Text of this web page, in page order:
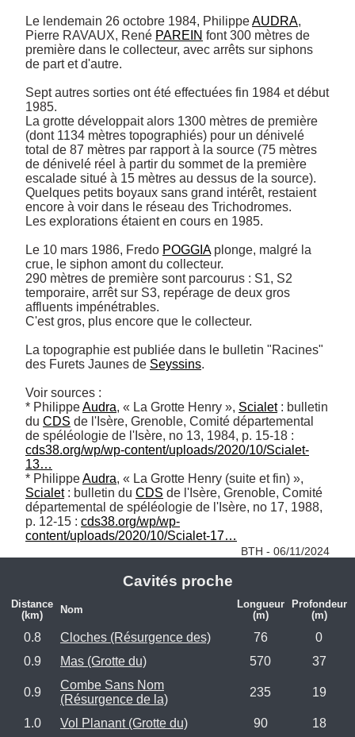
Le lendemain 26 octobre 1984, Philippe AUDRA,
Pierre RAVAUX, René PAREIN font 300 mètres de
première dans le collecteur, avec arrêts sur siphons
de part et d'autre.
Sept autres sorties ont été effectuées fin 1984 et début
1985.
La grotte développait alors 1300 mètres de première
(dont 1134 mètres topographiés) pour un dénivelé
total de 87 mètres par rapport à la source (75 mètres
de dénivelé réel à partir du sommet de la première
escalade situé à 15 mètres au dessus de la source).
Quelques petits boyaux sans grand intérêt, restaient
encore à voir dans le réseau des Trichodromes.
Les explorations étaient en cours en 1985.
Le 10 mars 1986, Fredo POGGIA plonge, malgré la
crue, le siphon amont du collecteur.
290 mètres de première sont parcourus : S1, S2
temporaire, arrêt sur S3, repérage de deux gros
affluents impénétrables.
C'est gros, plus encore que le collecteur.
La topographie est publiée dans le bulletin "Racines"
des Furets Jaunes de Seyssins.
Voir sources :
* Philippe Audra, « La Grotte Henry », Scialet : bulletin
du CDS de l'Isère, Grenoble, Comité départemental
cds38.org/wp/wp-content/uploads/2020/10/Scialet-
13…
* Philippe Audra
Scialet : bulletin du CDS de l'Isère, Grenoble, Comité
départemental de spéléologie de l'Isère, no 17,‎ 1988,
p. 12-15 : cds38.org/wp/wp-
content/uploads/2020/10/Scialet-17…
BTH - 06/11/2024
Cavités proche
Distance
(km)
Nom
Longueur
(m)
Profondeur
(m)
0.8 Cloches (Résurgence des) 76
0
0.9
Mas (Grotte du) 570 37
0.9
Combe Sans Nom
(Résurgence de la)
235 19
1.0 Vol Planant (Grotte du) 90 18